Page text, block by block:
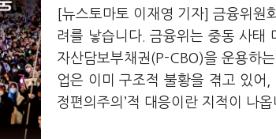
[뉴스토마토 이재영 기자] 금융위원
려를 낳습니다. 금융위는 중동 사태
자산담보부채권(P-CBO)을 운용하
업은 이미 구조적 불황을 겪고 있어
정편의주의’적 대응이란 지적이 나옵